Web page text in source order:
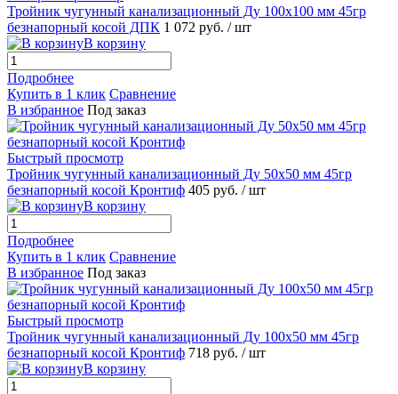
Тройник чугунный канализационный Ду 100х100 мм 45гр
безнапорный косой ДПК 1 072 руб. / шт
В корзину
Подробнее
Купить в 1 клик Сравнение
В избранное Под заказ
Быстрый просмотр
Тройник чугунный канализационный Ду 50х50 мм 45гр
безнапорный косой Кронтиф 405 руб. / шт
В корзину
Подробнее
Купить в 1 клик Сравнение
В избранное Под заказ
Быстрый просмотр
Тройник чугунный канализационный Ду 100х50 мм 45гр
безнапорный косой Кронтиф 718 руб. / шт
В корзину